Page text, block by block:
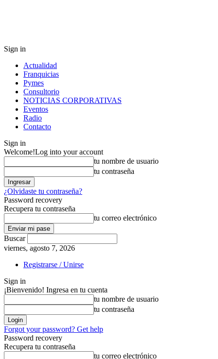
Sign in
Actualidad
Franquicias
Pymes
Consultorio
NOTICIAS CORPORATIVAS
Eventos
Radio
Contacto
Sign in
Welcome!Log into your account
tu nombre de usuario
tu contraseña
¿Olvidaste tu contraseña?
Password recovery
Recupera tu contraseña
tu correo electrónico
Buscar
viernes, agosto 7, 2026
Registrarse / Unirse
Sign in
¡Bienvenido! Ingresa en tu cuenta
tu nombre de usuario
tu contraseña
Forgot your password? Get help
Password recovery
Recupera tu contraseña
tu correo electrónico